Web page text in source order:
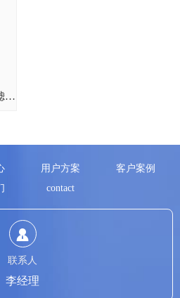
心肺转流系统贮血过滤器滤除率测试仪
用户方案
客户案例
contact
联系人
李经理